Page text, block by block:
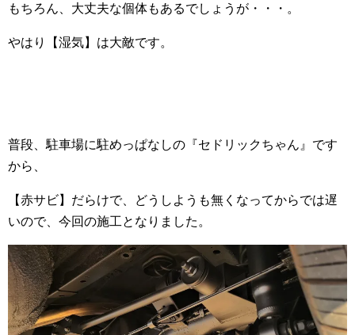
もちろん、大丈夫な個体もあるでしょうが・・・。
やはり【湿気】は大敵です。
普段、駐車場に駐めっぱなしの『セドリックちゃん』です
から、
【赤サビ】だらけで、どうしようも無くなってからでは遅
いので、今回の施工となりました。